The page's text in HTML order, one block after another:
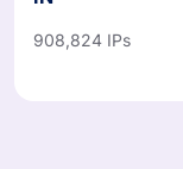
908,824 IPs